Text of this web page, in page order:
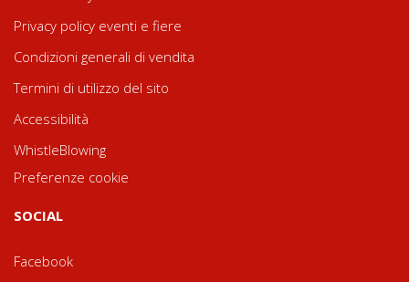
Privacy policy eventi e fiere
Condizioni generali di vendita
Termini di utilizzo del sito
Accessibilità
WhistleBlowing
Preferenze cookie
SOCIAL
Facebook